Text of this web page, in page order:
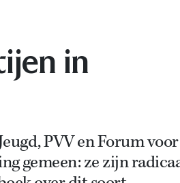
in
PVV en Forum voor
gemeen: ze zijn